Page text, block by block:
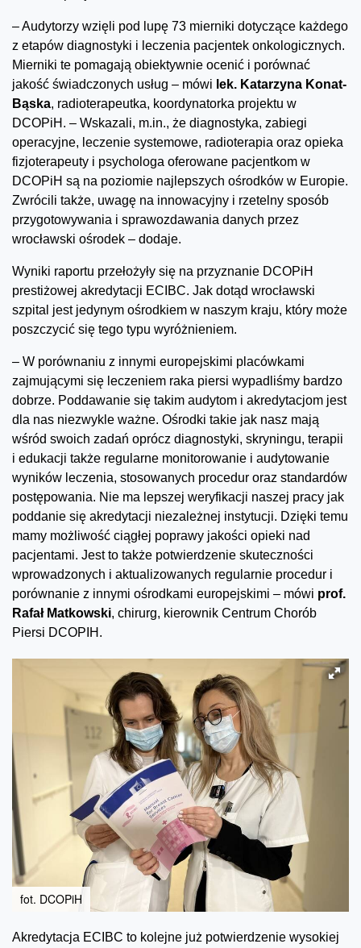
– Audytorzy wzięli pod lupę 73 mierniki dotyczące każdego
z etapów diagnostyki i leczenia pacjentek onkologicznych.
Mierniki te pomagają obiektywnie ocenić i porównać
jakość świadczonych usług – mówi lek. Katarzyna Konat-
Bąska, radioterapeutka, koordynatorka projektu w
DCOPiH. – Wskazali, m.in., że diagnostyka, zabiegi
operacyjne, leczenie systemowe, radioterapia oraz opieka
fizjoterapeuty i psychologa oferowane pacjentkom w
DCOPiH są na poziomie najlepszych ośrodków w Europie.
Zwrócili także, uwagę na innowacyjny i rzetelny sposób
przygotowywania i sprawozdawania danych przez
wrocławski ośrodek – dodaje.
Wyniki raportu przełożyły się na przyznanie DCOPiH
prestiżowej akredytacji ECIBC. Jak dotąd wrocławski
szpital jest jedynym ośrodkiem w naszym kraju, który może
poszczycić się tego typu wyróżnieniem.
– W porównaniu z innymi europejskimi placówkami
zajmującymi się leczeniem raka piersi wypadliśmy bardzo
dobrze. Poddawanie się takim audytom i akredytacjom jest
dla nas niezwykle ważne. Ośrodki takie jak nasz mają
wśród swoich zadań oprócz diagnostyki, skryningu, terapii
i edukacji także regularne monitorowanie i audytowanie
wyników leczenia, stosowanych procedur oraz standardów
postępowania. Nie ma lepszej weryfikacji naszej pracy jak
poddanie się akredytacji niezależnej instytucji. Dzięki temu
mamy możliwość ciągłej poprawy jakości opieki nad
pacjentami. Jest to także potwierdzenie skuteczności
wprowadzonych i aktualizowanych regularnie procedur i
porównanie z innymi ośrodkami europejskimi – mówi prof.
Rafał Matkowski, chirurg, kierownik Centrum Chorób
Piersi DCOPIH.
fot. DCOPiH
Akredytacja ECIBC to kolejne już potwierdzenie wysokiej